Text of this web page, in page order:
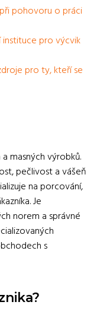
pohovoru o práci
instituce pro výcvik
pro ty, kteří se
masných výrobků.
pečlivost a vášeň
na porcování,
Je
norem a správné
s